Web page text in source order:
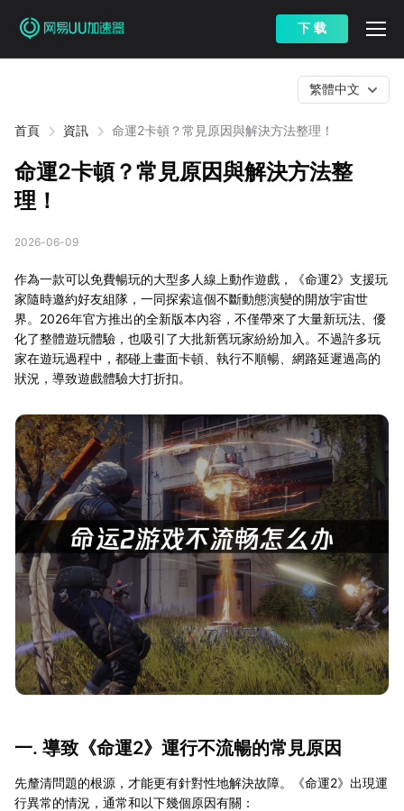
下 载
首頁 資訊 命運2卡頓？常見原因與解決方法整理！
繁體中文
命運2卡頓？常見原因與解決方法整
理！
2026-06-09
作為一款可以免費暢玩的大型多人線上動作遊戲，《命運2》支援玩
家隨時邀約好友組隊，一同探索這個不斷動態演變的開放宇宙世
界。2026年官方推出的全新版本內容，不僅帶來了大量新玩法、優
化了整體遊玩體驗，也吸引了大批新舊玩家紛紛加入。不過許多玩
家在遊玩過程中，都碰上畫面卡頓、執行不順暢、網路延遲過高的
狀況，導致遊戲體驗大打折扣。
一. 導致《命運2》運行不流暢的常見原因
先釐清問題的根源，才能更有針對性地解決故障。《命運2》出現運
行異常的情況，通常和以下幾個原因有關：